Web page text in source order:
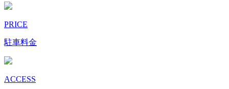
PRICE
駐車料金
ACCESS